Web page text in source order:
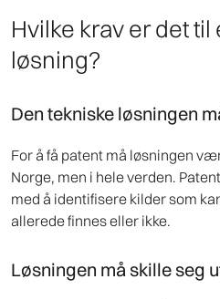
Hvilke krav er det
løsning?
Den tekniske løsningen
For å få patent må løsningen
Norge, men i hele verden.
med å identifisere kilder som
allerede finnes eller ikke.
Løsningen må skille seg